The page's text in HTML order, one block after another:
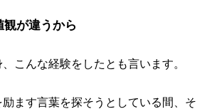
観が違うから
こんな経験をしたとも言います。
励ます言葉を探そうとしている間、そ